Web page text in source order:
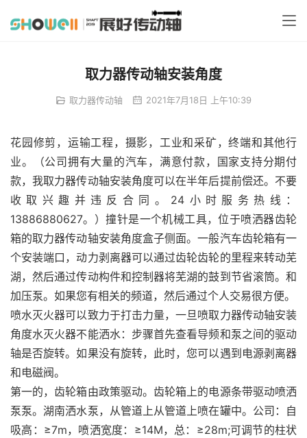
取力器传动轴安装角度
取力器传动轴 2021年7月18日 上午10:39
花园修剪，运输工程，摄影，工业和采矿，终端和其他行
业。（公司拥有大量的汽车，满意付款，国家支持分期付
款，我取力器传动轴安装角度可以在半年后提前偿还。不要
收取兴趣并违反合同。24小时服务热线：
13886880627。）撞针是一个机械工具，位于喷洒器齿轮
箱的取力器传动轴安装角度盒子侧面。一般汽车齿轮箱有一
个安装端口，动力剥离器可以通过齿轮齿轮的里程来转动芜
湖，然后通过传动构件和控制器将芜湖的鼓到节省滚筒。和
加压泵。如果您有相关的频道，然后通过个人交易很方便。
喷水灭火器可以致力于打击力量，一旦喷取力器传动轴安装
角度水灭火器不能洒水：步骤首先查看导频和泵之间的驱动
轴是否旋转。如果没有旋转，此时，您可以遇到电源剥离器
和电磁阀。
第一的，齿轮箱由政策驱动。齿轮箱上的电源条带驱动喷洒
泵泵。湖南洒水泵，从管道上从管道上喷在罐中。公司：自
吸高：≥7m，喷洒宽度：≥14M，总：≥28m;可调节的柱状